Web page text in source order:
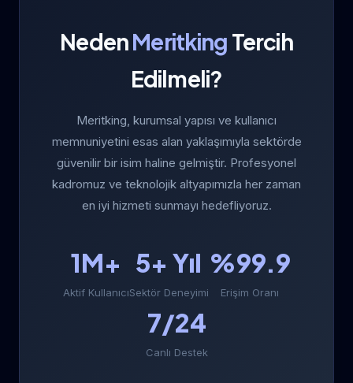
NedenMeritking Tercih
Edilmeli?
Meritking, kurumsal yapısı ve kullanıcı
memnuniyetini esas alan yaklaşımıyla sektörde
güvenilir bir isim haline gelmiştir. Profesyonel
kadromuz ve teknolojik altyapımızla her zaman
en iyi hizmeti sunmayı hedefliyoruz.
1M+
Aktif Kullanıcı
5+ Yıl
Sektör Deneyimi
%99.9
Erişim Oranı
7/24
Canlı Destek